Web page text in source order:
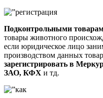
Подконтрольными
товары животного
если юридическое лицо
производством данных
зарегистрировать в
ЗАО, КФХ и тд.